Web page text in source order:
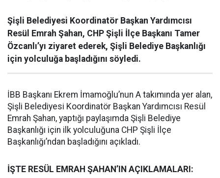
Şişli Belediyesi Koordinatör Başkan Yardımcısı
Resül Emrah Şahan, CHP Şişli İlçe Başkanı Tamer
Özcanlı’yı ziyaret ederek, Şişli Belediye Başkanlığı
için yolculuğa başladığını söyledi.
İBB Başkanı Ekrem İmamoğlu’nun A takımında yer alan,
Şişli Belediyesi Koordinatör Başkan Yardımcısı Resül
Emrah Şahan, yaptığı paylaşımda Şişli Belediye
Başkanlığı için ilk yolculuğuna CHP Şişli İlçe
Başkanlığı’ndan başladığını açıkladı.
İŞTE RESÜL EMRAH ŞAHAN’IN AÇIKLAMALARI: